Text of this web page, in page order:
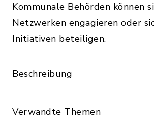
Kommunale Behörden können
Netzwerken engagieren oder
Initiativen beteiligen.
Beschreibung
Verwandte Themen